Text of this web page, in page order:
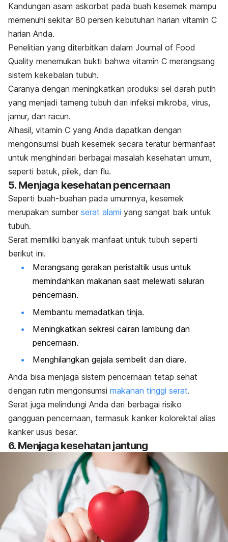
Kandungan asam askorbat pada buah kesemek mampu
memenuhi sekitar 80 persen kebutuhan harian vitamin C
harian Anda.
Penelitian yang diterbitkan dalam Journal of Food
Quality menemukan bukti bahwa vitamin C merangsang
sistem kekebalan tubuh.
Caranya dengan meningkatkan produksi sel darah putih
yang menjadi tameng tubuh dari infeksi mikroba, virus,
jamur, dan racun.
Alhasil, vitamin C yang Anda dapatkan dengan
mengonsumsi buah kesemek secara teratur bermanfaat
untuk menghindari berbagai masalah kesehatan umum,
seperti batuk, pilek, dan flu.
5. Menjaga kesehatan pencernaan
Seperti buah-buahan pada umumnya, kesemek
merupakan sumber serat alami yang sangat baik untuk
tubuh.
Serat memiliki banyak manfaat untuk tubuh seperti
berikut ini.
Merangsang gerakan peristaltik usus untuk
memindahkan makanan saat melewati saluran
pencernaan.
Membantu memadatkan tinja.
Meningkatkan sekresi cairan lambung dan
pencernaan.
Menghilangkan gejala sembelit dan diare.
Anda bisa menjaga sistem pencernaan tetap sehat
dengan rutin mengonsumsi makanan tinggi serat.
Serat juga melindungi Anda dari berbagai risiko
gangguan pencernaan, termasuk kanker kolorektal alias
kanker usus besar.
6. Menjaga kesehatan jantung